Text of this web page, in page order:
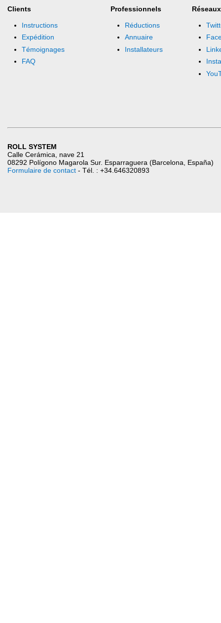
Clients
Instructions
Expédition
Témoignages
FAQ
Professionnels
Réductions
Annuaire
Installateurs
Réseaux
ROLL SYSTEM
Calle Cerámica, nave 21
08292 Polígono Magarola Sur. Esparraguera (Barcelona, España)
Formulaire de contact- Tél. : +34.646320893